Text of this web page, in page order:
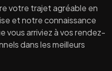
votre trajet agréable en
et notre connaissance
vous arriviez à vos rendez-
dans les meilleurs